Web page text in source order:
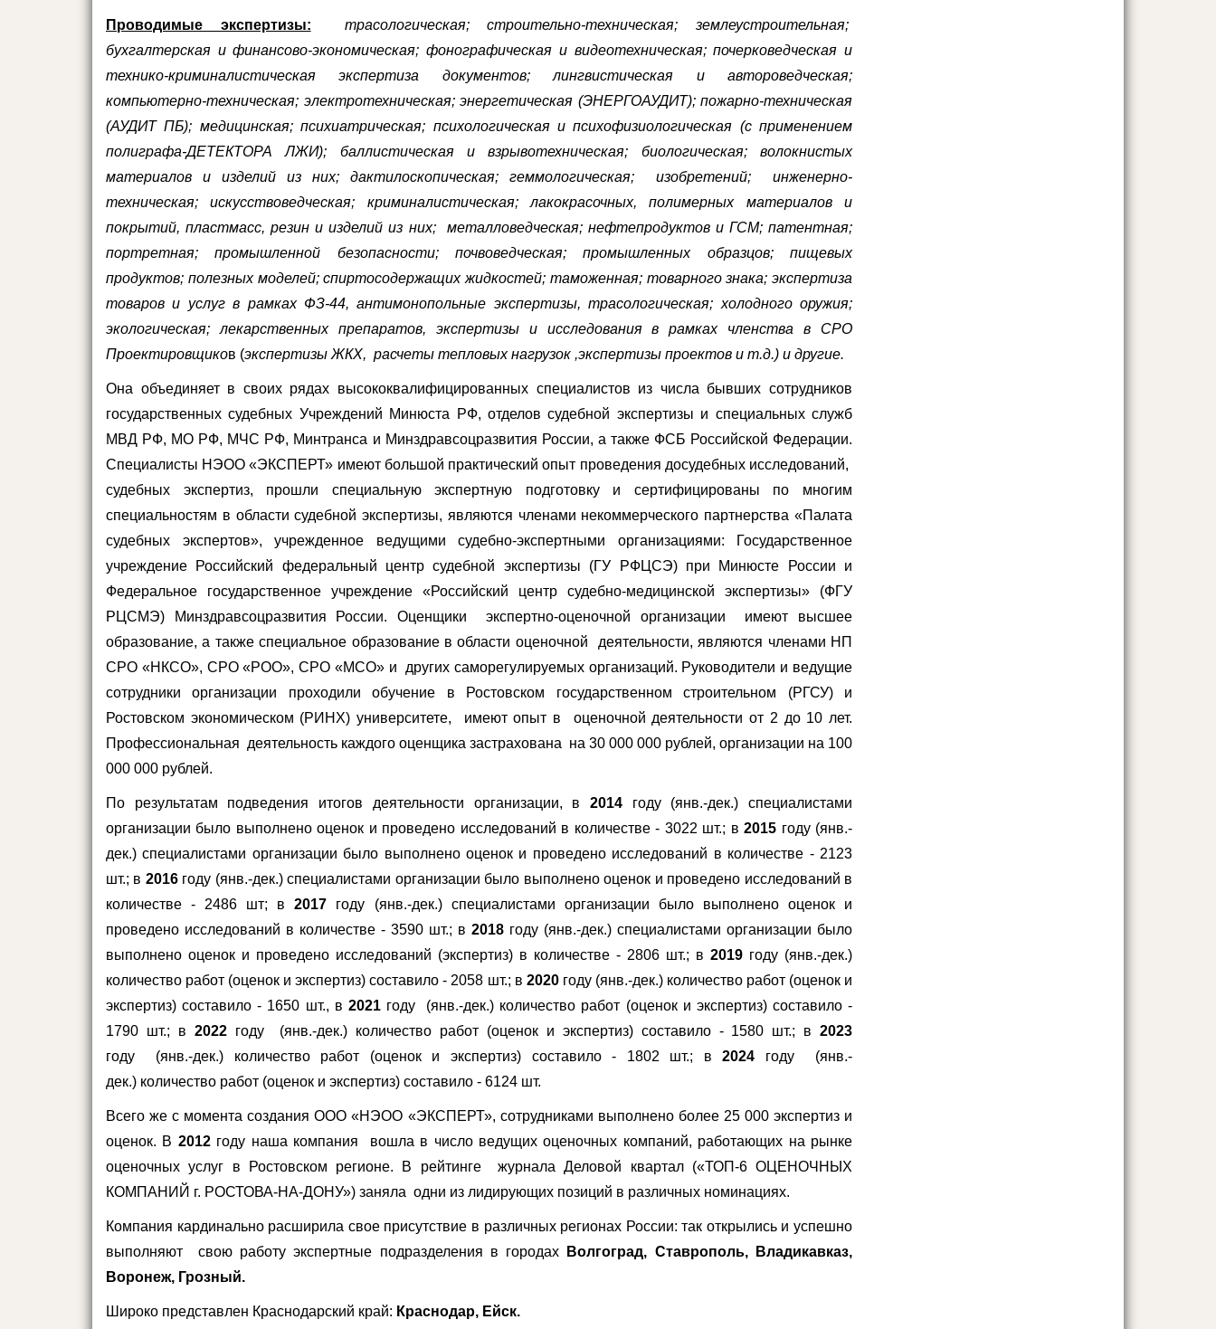
Проводимые экспертизы:
трасологическая; строительно-техническая; землеустроительная;
бухгалтерская и финансово-экономическая; фонографическая и видеотехническая; почерковедческая и
технико-криминалистическая экспертиза документов; лингвистическая и автороведческая;
компьютерно-техническая; электротехническая; энергетическая (ЭНЕРГОАУДИТ); пожарно-техническая
(АУДИТ ПБ); медицинская; психиатрическая; психологическая и психофизиологическая (с применением
полиграфа-ДЕТЕКТОРА ЛЖИ); баллистическая и взрывотехническая; биологическая; волокнистых
материалов и изделий из них; дактилоскопическая; геммологическая; изобретений; инженерно-
техническая; искусствоведческая; криминалистическая; лакокрасочных, полимерных материалов и
покрытий, пластмасс, резин и изделий из ниx; металловедческая; нефтепродуктов и ГСМ; патентная;
портретная; промышленной безопасности; почвоведческая; промышленных образцов; пищевых
продуктов; полезных моделей; спиртосодержащих жидкостей; таможенная; товарного знака; экспертиза
товаров и услуг в рамках ФЗ-44, антимонопольные экспертизы,трасологическая; холодного оружия;
экологическая; лекарственных препаратов, экспертизы и исследования в рамках членства в СРО
Проектировщиков (экспертизы ЖКХ, расчеты тепловых нагрузок ,экспертизы проектов и т.д.) и другие.
Она объединяет в своих рядах высококвалифицированных специалистов из числа бывших сотрудников
государственных судебных Учреждений Минюста РФ, отделов судебной экспертизы и специальных служб
МВД РФ, МО РФ, МЧС РФ, Минтранса и Минздравсоцразвития России, а также ФСБ Российской Федерации.
Специалисты НЭОО «ЭКСПЕРТ» имеют большой практический опыт проведения досудебных исследований,
судебных экспертиз, прошли специальную экспертную подготовку и сертифицированы по многим
специальностям в области судебной экспертизы, являются членами некоммерческого партнерства «Палата
судебных экспертов», учрежденное ведущими судебно-экспертными организациями: Государственное
учреждение Российский федеральный центр судебной экспертизы (ГУ РФЦСЭ) при Минюсте России и
Федеральное государственное учреждение «Российский центр судебно-медицинской экспертизы» (ФГУ
РЦСМЭ) Минздравсоцразвития России. Оценщики экспертно-оценочной организации имеют высшее
образование, а также специальное образование в области оценочной деятельности, являются членами НП
СРО «НКСО», СРО «РОО», СРО «МСО» и других саморегулируемых организаций. Руководители и ведущие
сотрудники организации проходили обучение в Ростовском государственном строительном (РГСУ) и
Ростовском экономическом (РИНХ) университете, имеют опыт в оценочной деятельности от 2 до 10 лет.
Профессиональная деятельность каждого оценщика застрахована на 30 000 000 рублей, организации на 100
000 000 рублей.
По результатам подведения итогов деятельности организации, в 2014году (янв.-дек.) специалистами
организации было выполнено оценок и проведено исследований в количестве - 3022 шт.; в2015 году (янв.-
дек.) специалистами организации было выполнено оценок и проведено исследований в количестве - 2123
шт.; в 2016году (янв.-дек.) специалистами организации было выполнено оценок и проведено исследований в
количестве - 2486 шт; в2017 году (янв.-дек.) специалистами организации было выполнено оценок и
проведено исследований в количестве - 3590 шт.; в 2018 году (янв.-дек.) специалистами организации было
выполнено оценок и проведено исследований (экспертиз) в количестве - 2806 шт.; в 2019 году (янв.-дек.)
количество работ (оценок и экспертиз) составило - 2058 шт.; в 2020году (янв.-дек.) количество работ (оценок и
экспертиз) составило - 1650 шт., в 2021году (янв.-дек.) количество работ (оценок и экспертиз) составило-
1790 шт.; в 2022году (янв.-дек.) количество работ (оценок и экспертиз) составило- 1580 шт.; в 2023
году (янв.-дек.) количество работ (оценок и экспертиз) составило- 1802 шт.; в 2024 году (янв.-
дек.) количество работ (оценок и экспертиз) составило - 6124 шт.
Всего же с момента создания ООО «НЭОО «ЭКСПЕРТ», сотрудниками выполнено более 25 000 экспертиз и
оценок. В 2012году наша компания вошла в число ведущих оценочных компаний, работающих на рынке
оценочных услуг в Ростовском регионе. В рейтинге журнала Деловой квартал («ТОП-6 ОЦЕНОЧНЫХ
КОМПАНИЙ г. РОСТОВА-НА-ДОНУ») заняла одни из лидирующих позиций в различных номинациях.
Компания кардинально расширила свое присутствие в различных регионах России: так открылись и успешно
выполняют свою работу экспертные подразделения в городах
Волгоград, Ставрополь, Владикавказ,
Воронеж, Грозный.
Широко представлен Краснодарский край: Краснодар, Ейск.